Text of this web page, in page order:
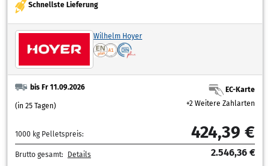
Schnellste Lieferung
Wilhelm Hoyer
bis Fr 11.09.2026
(in 25 Tagen)
EC-Karte
+2 Weitere Zahlarten
1000 kg Pelletspreis: 424,39 €
Brutto gesamt: Details 2.546,36 €